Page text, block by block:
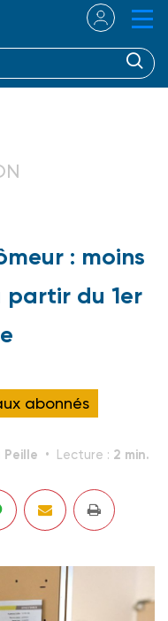
: moins
partir du 1er
abonnés
Peille Lecture : 2 min.